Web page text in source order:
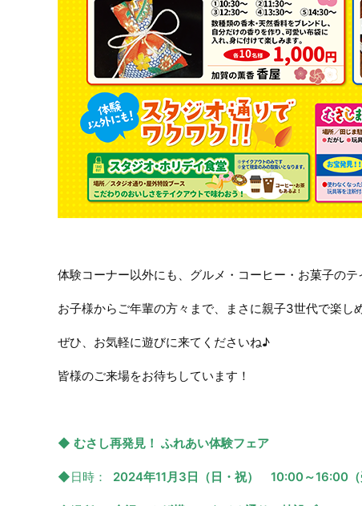
体験コーナー以外にも、グルメ・コーヒー・お菓子のテ
お子様からご年輩の方々まで、まさに親子3世代で楽し
ぜひ、お気軽に遊びに来てくださいね♪
皆様のご来場をお待ちしています！
◆ むさし再発見！ ふれあい体験フェア
◆日時： 2024年11月3日（日・祝） 10:00～16:00（